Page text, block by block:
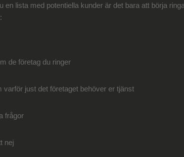
en lista med potentiella kunder är det bara att börja
de företag du ringer
varför just det företaget behöver er tjänst
frågor
nej